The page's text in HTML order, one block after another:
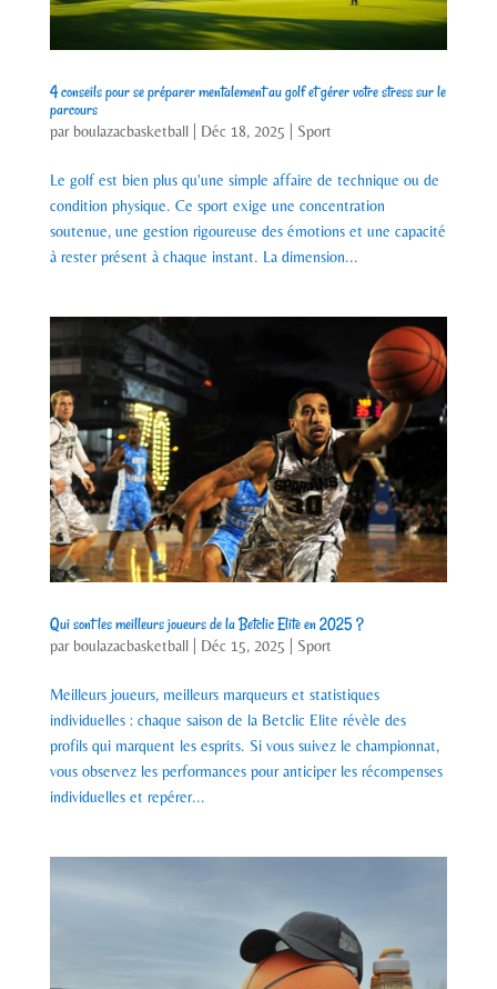
4 conseils pour se préparer mentalement au golf et gérer votre stress sur le
parcours
par boulazacbasketball| Déc 18, 2025 Sport
Le golf est bien plus qu'une simple affaire de technique ou de
condition physique. Ce sport exige une concentration
soutenue, une gestion rigoureuse des émotions et une capacité
à rester présent à chaque instant. La dimension...
Qui sont les meilleurs joueurs de la Betclic Elite en 2025 ?
par boulazacbasketball| Déc 15, 2025 Sport
Meilleurs joueurs, meilleurs marqueurs et statistiques
individuelles : chaque saison de la Betclic Elite révèle des
profils qui marquent les esprits. Si vous suivez le championnat,
vous observez les performances pour anticiper les récompenses
individuelles et repérer...